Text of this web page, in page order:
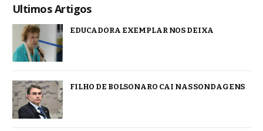
Ultimos Artigos
EDUCADORA EXEMPLAR NOS DEIXA
FILHO DE BOLSONARO CAI NAS SONDAGENS